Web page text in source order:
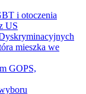
i otoczenia
US
mieszka we
GOPS,